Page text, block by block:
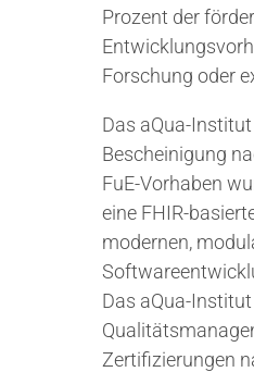
Prozent der
Forschung oder
Das aQua-
Bescheinigung
FuE-Vorhaben
eine FHIR-
modernen,
Das aQua-
Zertifizierungen